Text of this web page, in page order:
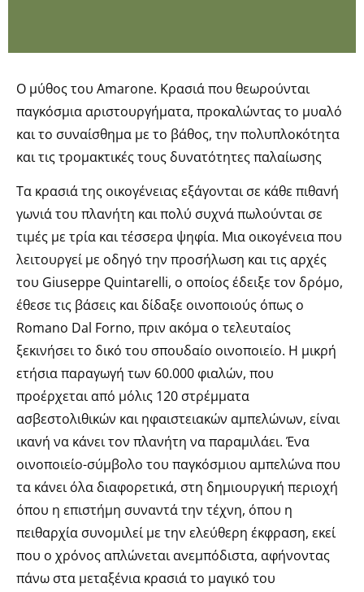
Ο μύθος του Amarone. Κρασιά που θεωρούνται
παγκόσμια αριστουργήματα, προκαλώντας το μυαλό
και το συναίσθημα με το βάθος, την πολυπλοκότητα
και τις τρομακτικές τους δυνατότητες παλαίωσης
Τα κρασιά της οικογένειας εξάγονται σε κάθε πιθανή
γωνιά του πλανήτη και πολύ συχνά πωλούνται σε
τιμές με τρία και τέσσερα ψηφία. Μια οικογένεια που
λειτουργεί με οδηγό την προσήλωση και τις αρχές
του Giuseppe Quintarelli, ο οποίος έδειξε τον δρόμο,
έθεσε τις βάσεις και δίδαξε οινοποιούς όπως ο
Romano Dal Forno, πριν ακόμα ο τελευταίος
ξεκινήσει το δικό του σπουδαίο οινοποιείο. Η μικρή
ετήσια παραγωγή των 60.000 φιαλών, που
προέρχεται από μόλις 120 στρέμματα
ασβεστολιθικών και ηφαιστειακών αμπελώνων, είναι
ικανή να κάνει τον πλανήτη να παραμιλάει. Ένα
οινοποιείο-σύμβολο του παγκόσμιου αμπελώνα που
τα κάνει όλα διαφορετικά, στη δημιουργική περιοχή
όπου η επιστήμη συναντά την τέχνη, όπου η
πειθαρχία συνομιλεί με την ελεύθερη έκφραση, εκεί
που ο χρόνος απλώνεται ανεμπόδιστα, αφήνοντας
πάνω στα μεταξένια κρασιά το μαγικό του